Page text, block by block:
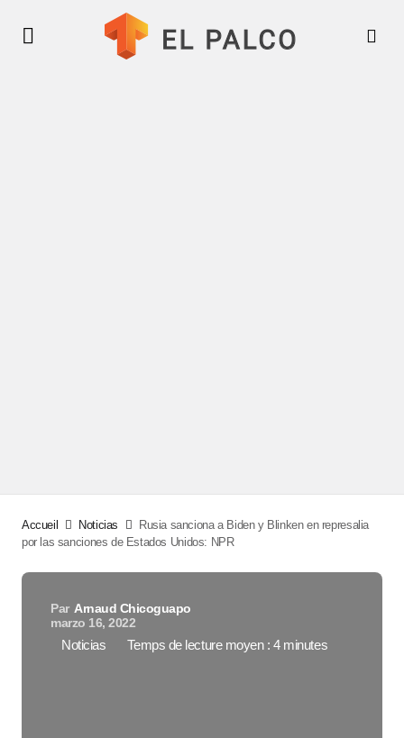
Accueil Noticias
Rusia sanciona a Biden y Blinken en represalia
por las sanciones de Estados Unidos: NPR
Par Arnaud Chicoguapo
marzo 16, 2022
Noticias Temps de lecture moyen : 4 minutes